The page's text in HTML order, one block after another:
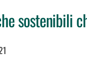
sostenibili